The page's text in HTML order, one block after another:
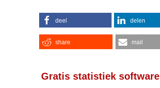
deel delen
share mail
Gratis statistiek software